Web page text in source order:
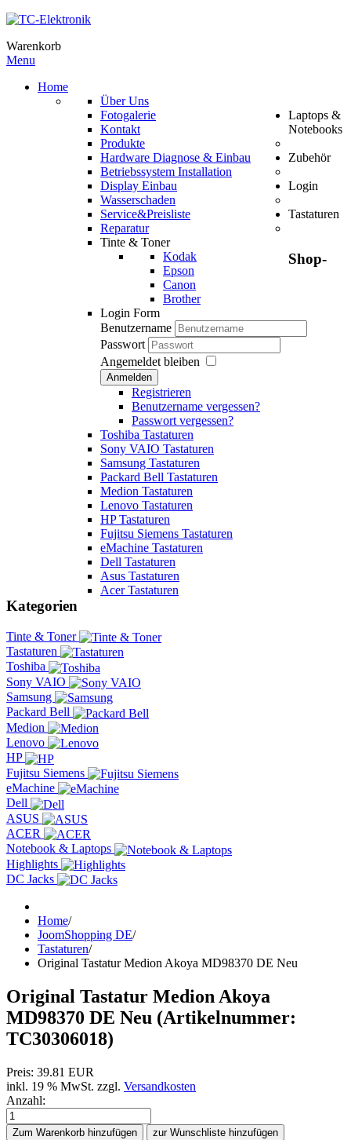
Warenkorb
Menu
Home
Über Uns
Fotogalerie
Kontakt
Produkte
Hardware Diagnose & Einbau
Betriebssystem Installation
Display Einbau
Wasserschaden
Service&Preisliste
Laptops &
Notebooks
Reparatur
Zubehör
Tinte & Toner
Kodak
Epson
Canon
Brother
Login
Login Form
Benutzername
Passwort
Angemeldet bleiben
Anmelden
Registrieren
Benutzername vergessen?
Passwort vergessen?
Tastaturen
Toshiba Tastaturen
Sony VAIO Tastaturen
Samsung Tastaturen
Packard Bell Tastaturen
Medion Tastaturen
Lenovo Tastaturen
HP Tastaturen
Fujitsu Siemens Tastaturen
eMachine Tastaturen
Dell Tastaturen
Asus Tastaturen
Acer Tastaturen
Shop-
Kategorien
Tinte & Toner
Tastaturen
Toshiba
Sony VAIO
Samsung
Packard Bell
Medion
Lenovo
HP
Fujitsu Siemens
eMachine
Dell
ASUS
ACER
Notebook & Laptops
Highlights
DC Jacks
Home/
JoomShopping DE/
Tastaturen/
Original Tastatur Medion Akoya MD98370 DE Neu
Original Tastatur Medion Akoya
MD98370 DE Neu (Artikelnummer:
TC30306018)
Preis: 39.81 EUR
inkl. 19 % MwSt. zzgl. Versandkosten
Anzahl:
Zum Warenkorb hinzufügen